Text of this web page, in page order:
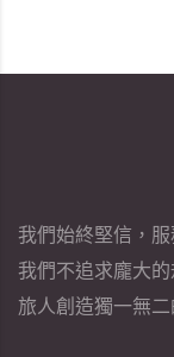
我們始終堅信，
我們不追求龐大
旅人創造獨一無二